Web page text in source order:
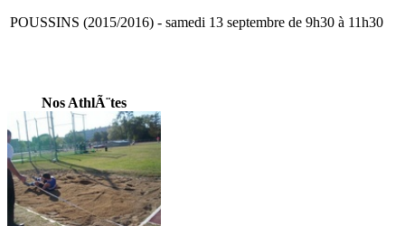
POUSSINS (2015/2016) - samedi 13 septembre de 9h30 à 11h30
Nos AthlÃ¨tes